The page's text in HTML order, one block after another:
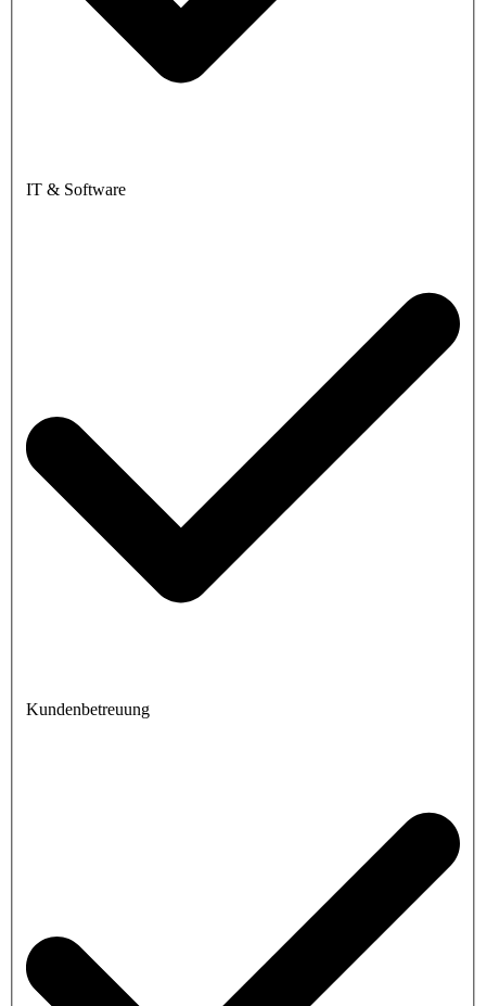
IT & Software
Kundenbetreuung